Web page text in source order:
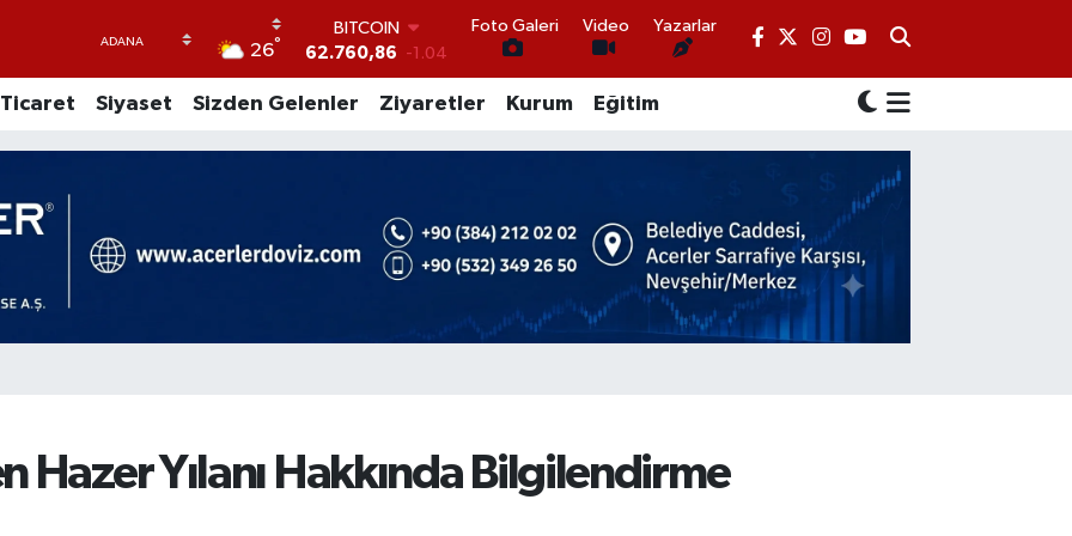
26°
DOLAR
47,5452
0.05
EURO
54,8242 0.01
64,0159 -0.24
BİST100
13.458 0
BITCOIN
Foto Galeri Video Yazarlar
Ticaret Siyaset Sizden Gelenler Ziyaretler Kurum Eğitim
Hazer Yılanı Hakkında Bilgilendirme